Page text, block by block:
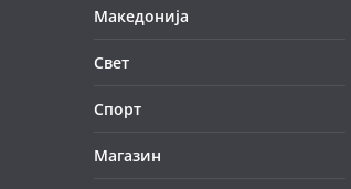
Македонија
Свет
Спорт
Магазин